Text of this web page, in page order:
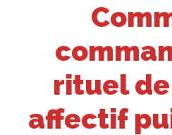
rituel
affectif